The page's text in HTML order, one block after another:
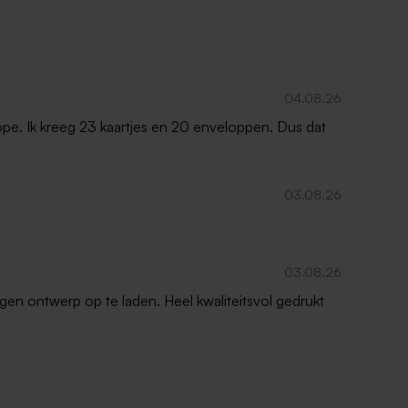
04.08.26
Ik kreeg 23 kaartjes en 20 enveloppen. Dus dat
03.08.26
03.08.26
ontwerp op te laden. Heel kwaliteitsvol gedrukt